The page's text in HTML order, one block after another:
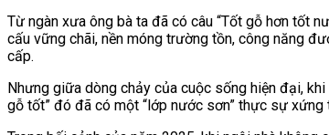
Từ ngàn xưa ông bà ta đã có câu “Tốt gỗ hơn tốt
cấu vững chãi, nền móng trường tồn, công năng
cấp.
Nhưng giữa dòng chảy của cuộc sống hiện đại,
gỗ tốt” đó đã có một “lớp nước sơn” thực sự